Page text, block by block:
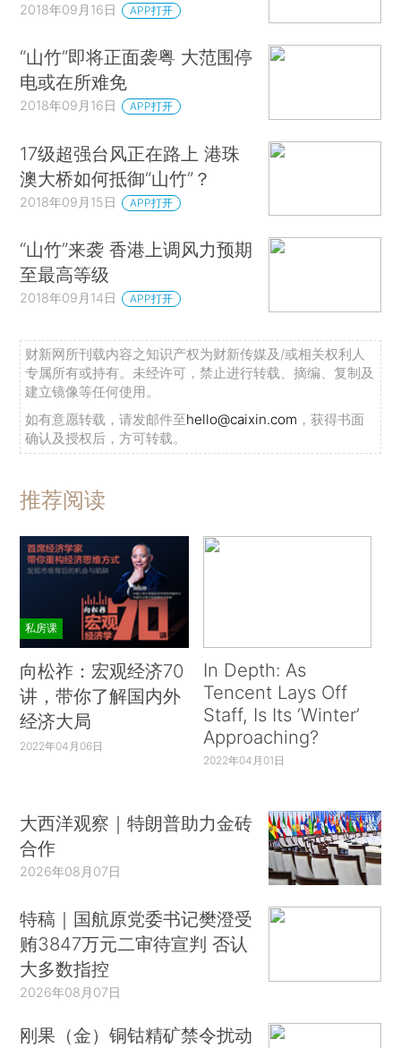
2018年09月16日 APP打开
“山竹”即将正面袭粤 大范围停
电或在所难免
2018年09月16日 APP打开
17级超强台风正在路上 港珠
澳大桥如何抵御“山竹”？
2018年09月15日 APP打开
“山竹”来袭 香港上调风力预期
至最高等级
2018年09月14日 APP打开
财新网所刊载内容之知识产权为财新传媒及/或相关权利人
专属所有或持有。未经许可，禁止进行转载、摘编、复制及
建立镜像等任何使用。
如有意愿转载，请发邮件至hello@caixin.com ，获得书面
确认及授权后，方可转载。
推荐阅读
私房课
向松祚：宏观经济70
讲，带你了解国内外
经济大局
2022年04月06日
In Depth: As
Tencent Lays Off
Staff, Is Its ‘Winter’
Approaching?
2022年04月01日
大西洋观察｜特朗普助力金砖
合作
2026年08月07日
特稿｜国航原党委书记樊澄受
贿3847万元二审待宣判 否认
大多数指控
2026年08月07日
刚果（金）铜钴精矿禁令扰动